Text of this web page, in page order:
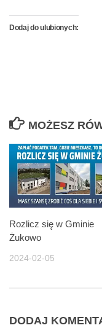
Dodaj do ulubionych:
MOŻESZ
Rozlicz się w Gminie
Żukowo
2024-02-05
DODAJ